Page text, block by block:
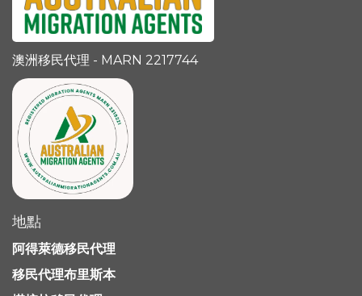
澳洲移民代理 - MARN 2217744
地點
阿得萊德移民代理
移民代理布里斯本